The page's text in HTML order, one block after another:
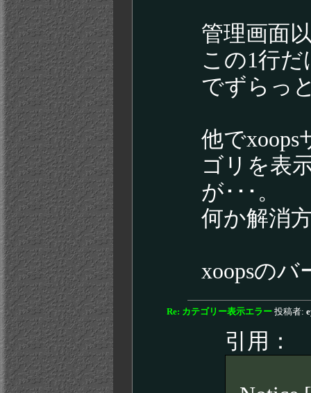
管理画面
この1行だ
でずらっ
他でxoops
ゴリを表
が･･･。
何か解消
xoopsのバ
Re: カテゴリー表示エラー 投稿者:
引用：